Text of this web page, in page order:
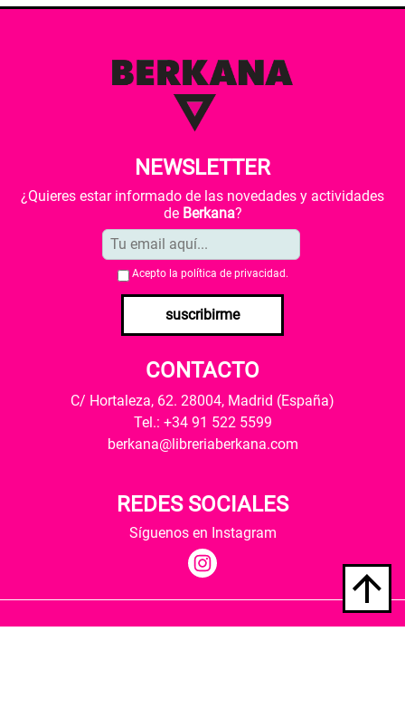
NEWSLETTER
¿Quieres estar informado de las novedades y actividades
de Berkana?
Acepto la política de privacidad .
suscribirme
CONTACTO
C/ Hortaleza, 62. 28004, Madrid (España)
Tel.: +34 91 522 5599
berkana@libreriaberkana.com
REDES SOCIALES
Síguenos en Instagram